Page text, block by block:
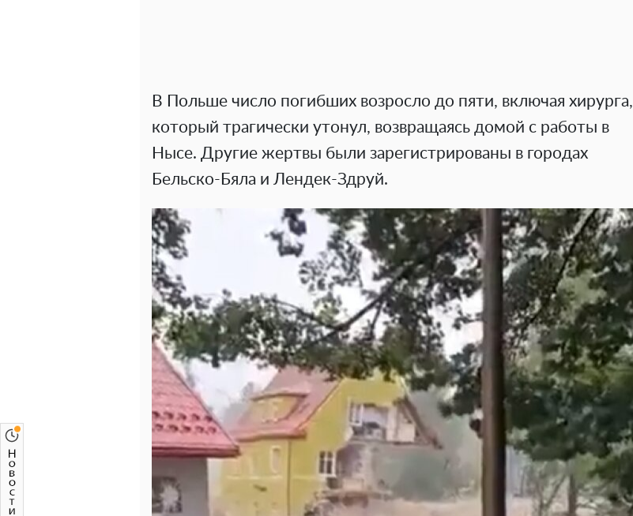
В Польше число погибших возросло до пяти, включая хирурга,
который трагически утонул, возвращаясь домой с работы в
Нысе. Другие жертвы были зарегистрированы в городах
Бельско-Бяла и Лендек-Здруй.